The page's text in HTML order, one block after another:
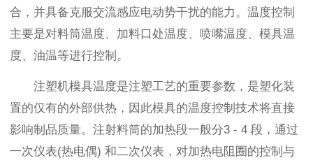
合，并具备克服交流感应电动势干扰的能力。温度控制
主要是对料筒温度、加料口处温度、喷嘴温度、模具温
度、油温等进行控制。
注塑机模具温度是注塑工艺的重要参数，是塑化装
置的仅有的外部供热，因此模具的温度控制技术将直接
影响制品质量。注射料筒的加热段一般分3 - 4 段，通过
一次仪表(热电偶) 和二次仪表，对加热电阻圈的控制与